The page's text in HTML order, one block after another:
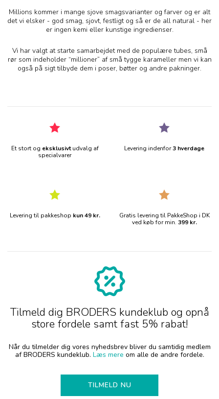
Millions kommer i mange sjove smagsvarianter og farver og er alt
det vi elsker - god smag, sjovt, festligt og så er de all natural - her
er ingen kemi eller kunstige ingredienser.
Vi har valgt at starte samarbejdet med de populære tubes, små
rør som indeholder “millioner” af små tygge karameller men vi kan
også på sigt tilbyde dem i poser, bøtter og andre pakninger.
Et stort og eksklusivtudvalg af
specialvarer
Levering indenfor3 hverdage
Levering til pakkeshop kun 49 kr.
Gratis levering til PakkeShop i DK
ved køb for min. 399 kr.
Tilmeld dig BRODERS kundeklub og opnå
store fordele samt fast 5% rabat!
Når du tilmelder dig vores nyhedsbrev bliver du samtidig medlem
af BRODERS kundeklub. Læs mere om alle de andre fordele.
TILMELD NU